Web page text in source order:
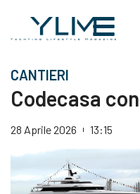
CANTIERI
Codecasa
28 Aprile 2026 13:15